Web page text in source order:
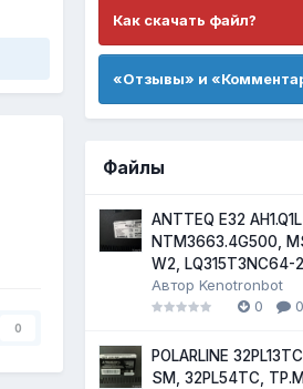
0
Как скачать файл?
«Отзывы» и
Файлы
ANTTEQ E32
NTM3663.4G500,
W2, LQ315T3NC64-
АвторKenotronbot
0
0
POLARLINE
SM, 32PL54TC,